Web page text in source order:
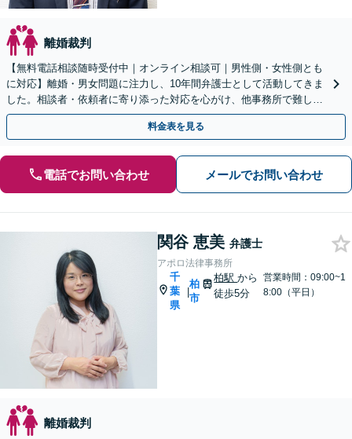
離婚裁判
【無料電話相談随時受付中｜オンライン相談可｜男性側・女性側とも
に対応】離婚・男女問題に注力し、10年間弁護士として活動してきま
した。相談者・依頼者に寄り添った対応を心がけ、他事務所で難しい
と言われた事案も依頼者と二人三脚で解決へと導きます。
料金表を見る
電話でお問い合わせ メールでお問い合わせ
関谷 恵美 弁護士
アポロ法律事務所
千
葉
県
|
柏
市
柏駅から
徒歩5分
営業時間：09:00~1
8:00（平日）
離婚裁判